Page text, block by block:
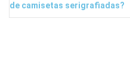
de camisetas serigrafiadas?